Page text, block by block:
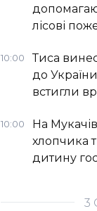
лісові
10:00
Тиса
до
встигли
10:00
На
хлопчика
дитину
3